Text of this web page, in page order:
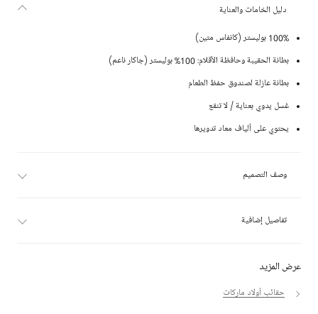
عرض المزيد
حقائب أولاد ماركات
دليل الخامات والعناية
100% بوليستر (كانفاس متين)
بطانة الحقيبة وحافظة الأقلام: 100% بوليستر (جاكار ناعم)
بطانة عازلة لصندوق حفظ الطعام
غسل يدوي بعناية / لا تنقع
يحتوي على ألياف معاد تدويرها
وصف التصميم
تفاصيل إضافية